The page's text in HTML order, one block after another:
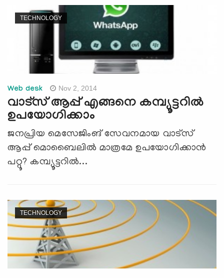
TECHNOLOGY
Web desk Nov 2, 2014
വാട്സ് ആപ്പ് എങ്ങനെ കമ്പ്യൂട്ടറില്‍
ഉപയോഗിക്കാം
ജനപ്രിയ മെസേജിംങ് സേവനമായ വാട്സ്
ആപ്പ് മൊബൈലില്‍ മാത്രമേ ഉപയോഗിക്കാന്‍
പറ്റൂ? കമ്പ്യൂട്ടറില്‍...
TECHNOLOGY